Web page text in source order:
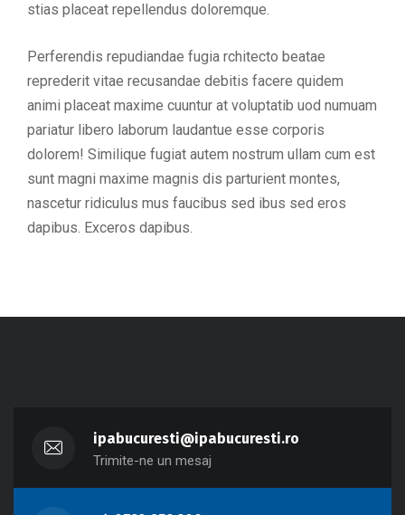
stias placeat repellendus doloremque.
Perferendis repudiandae fugia rchitecto beatae
reprederit vitae recusandae debitis facere quidem
animi placeat maxime cuuntur at voluptatib uod numuam
pariatur libero laborum laudantue esse corporis
dolorem! Similique fugiat autem nostrum ullam cum est
sunt magni maxime magnis dis parturient montes,
nascetur ridiculus mus faucibus sed ibus sed eros
dapibus. Exceros dapibus.
ipabucuresti@ipabucuresti.ro
Trimite-ne un mesaj